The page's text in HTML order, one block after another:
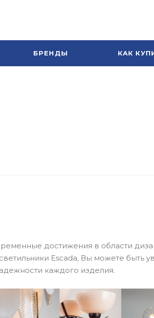
БРЕНДЫ КАК
достижения в области
Escada, Вы можете быть
каждого изделия.